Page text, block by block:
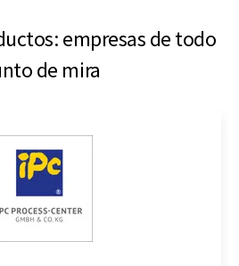
empresas de todo
de mira